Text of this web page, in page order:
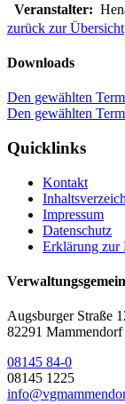
Veranstalter:
zurück zur Übersicht
Downloads
Den gewählten
Den gewählten
Quicklinks
Kontakt
Impressum
Datenschutz
Erklärung zur
Augsburger Straße
82291 Mammendorf
08145 84-0
08145 1225